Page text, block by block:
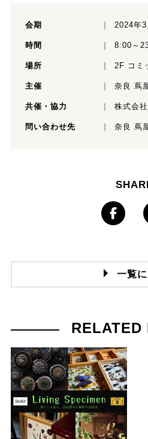
会期 2024年
時間 8:00～
場所 2F コ
主催 奈良 蔦
共催・協力 株式会
問い合わせ先 奈良 蔦
一覧
RELATED